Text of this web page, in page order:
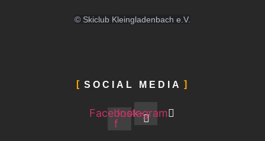
© Skiclub Kleingladenbach e.V.
SOCIAL MEDIA
Facebook-
f
Instagram